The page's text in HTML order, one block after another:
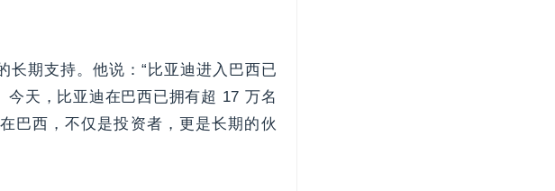
长期支持。他说：“比亚迪进入巴西已
天，比亚迪在巴西已拥有超 17 万名
巴西，不仅是投资者，更是长期的伙